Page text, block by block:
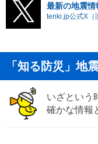
最新の地震情
tenki.jp公式X（
「知る防災」地
いざという
確かな情報